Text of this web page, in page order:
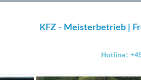
KFZ - Meisterbetrieb |
Hotline: